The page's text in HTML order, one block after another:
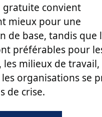
convient
mieux pour une
de base, tandis que
préférables pour
milieux de travail,
organisations se
de crise.